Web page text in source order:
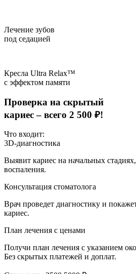
Лечение зубов
под седацией
Кресла Ultra Relax™
с эффектом памяти
Проверка на скрытый
кариес – всего 2 500 ₽!
Что входит:
3D-диагностика
Выявит кариес на начальных
воспаления.
Консультация стоматолога
Врач проведет диагностику и
кариес.
План лечения с ценами
Получи план лечения с указанием
Без скрытых платежей и доплат.